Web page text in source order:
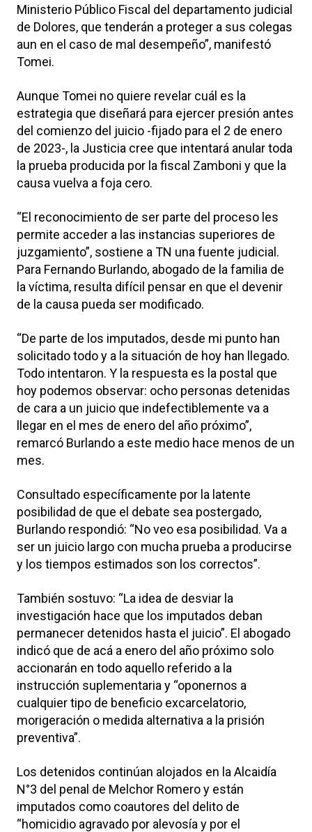
Ministerio Público Fiscal del departamento judicial
de Dolores, que tenderán a proteger a sus colegas
aun en el caso de mal desempeño”, manifestó
Tomei.
Aunque Tomei no quiere revelar cuál es la
estrategia que diseñará para ejercer presión antes
del comienzo del juicio -fijado para el 2 de enero
de 2023-, la Justicia cree que intentará anular toda
la prueba producida por la fiscal Zamboni y que la
causa vuelva a foja cero.
“El reconocimiento de ser parte del proceso les
permite acceder a las instancias superiores de
juzgamiento”, sostiene a TN una fuente judicial.
Para Fernando Burlando, abogado de la familia de
la víctima, resulta difícil pensar en que el devenir
de la causa pueda ser modificado.
“De parte de los imputados, desde mi punto han
solicitado todo y a la situación de hoy han llegado.
Todo intentaron. Y la respuesta es la postal que
hoy podemos observar: ocho personas detenidas
de cara a un juicio que indefectiblemente va a
llegar en el mes de enero del año próximo”,
remarcó Burlando a este medio hace menos de un
mes.
Consultado específicamente por la latente
posibilidad de que el debate sea postergado,
Burlando respondió: “No veo esa posibilidad. Va a
ser un juicio largo con mucha prueba a producirse
y los tiempos estimados son los correctos”.
También sostuvo: “La idea de desviar la
investigación hace que los imputados deban
permanecer detenidos hasta el juicio”. El abogado
indicó que de acá a enero del año próximo solo
accionarán en todo aquello referido a la
instrucción suplementaria y “oponernos a
cualquier tipo de beneficio excarcelatorio,
morigeración o medida alternativa a la prisión
preventiva”.
Los detenidos continúan alojados en la Alcaidía
N°3 del penal de Melchor Romero y están
imputados como coautores del delito de
“homicidio agravado por alevosía y por el